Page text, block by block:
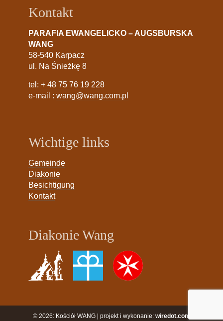
Kontakt
PARAFIA EWANGELICKO – AUGSBURSKA
WANG
58-540 Karpacz
ul. Na Śnieżkę 8
tel: + 48 75 76 19 228
e-mail : wang@wang.com.pl
Wichtige links
Gemeinde
Diakonie
Besichtigung
Kontakt
Diakonie Wang
© 2026: Kościół WANG | projekt i wykonanie: wiredot.com